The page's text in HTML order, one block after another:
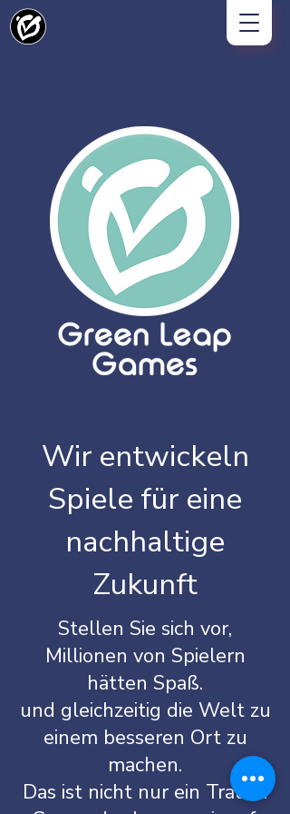
Wir entwickeln
Spiele für eine
nachhaltige
Zukunft
Stellen Sie sich vor,
Millionen von Spielern
hätten Spaß.
und gleichzeitig die Welt zu
einem besseren Ort zu
machen.
Das ist nicht nur ein Traum.